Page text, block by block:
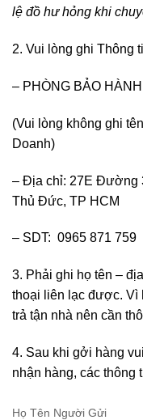
lệ đồ hư hỏng khi
2. Vui lòng ghi Thông
– PHÒNG BẢO
(Vui lòng không ghi
Doanh)
– Địa chỉ: 27E Đường
Thủ Đức, TP HCM
– SDT: 0965 871 759
3. Phải ghi họ tên –
thoại liên lạc được. Vì
trả tận nhà nên cần
4. Sau khi gởi hàng
nhận hàng, các thông
Họ Tên Người Gửi